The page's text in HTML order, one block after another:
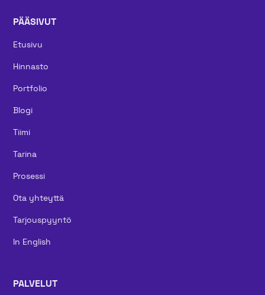
PÄÄSIVUT
Etusivu
Hinnasto
Portfolio
Blogi
Tiimi
Tarina
Prosessi
Ota yhteyttä
Tarjouspyyntö
In English
PALVELUT